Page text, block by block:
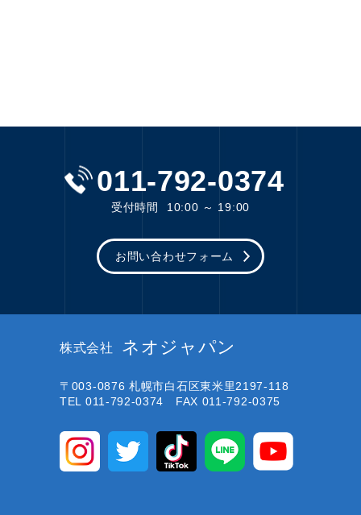
011-792-0374
受付時間 10:00 ～ 19:00
お問い合わせフォーム
株式会社 ネオジャパン
〒003-0876 札幌市白石区東米里2197-118
TEL 011-792-0374 FAX 011-792-0375